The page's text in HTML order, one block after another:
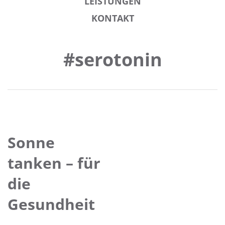
KONTAKT
#serotonin
Sonne
tanken – für
die
Gesundheit